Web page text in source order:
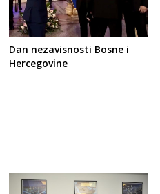
Dan nezavisnosti Bosne i
Hercegovine